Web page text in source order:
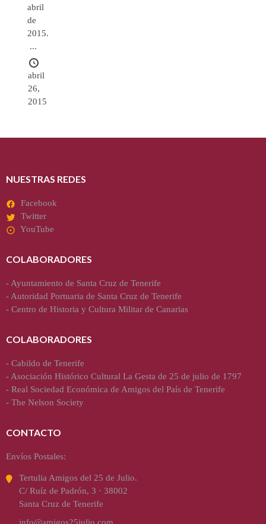
abril
de
2015.
...
abril
26,
2015
NUESTRAS REDES
Facebook
Twitter
YouTube
COLABORADORES
-Ayuntamiento de Santa Cruz de Tenerife
-Autoridad Portuaria de Santa Cruz de Tenerife
- Centro de Historia y Cultura Militar de Canarias
COLABORADORES
- Cabildo de Tenerife
-Asociación Histórico Cultural La Gesta de 25 de julio de 1797
- Real Sociedad Económica de Amigos del País de Tenerife
- The Nelson Society
CONTACTO
Envíos Postales:
Tertulia Amigos del 25 de Julio.
C/ Ruíz de Padrón, 3 · 38002
Santa Cruz de Tenerife